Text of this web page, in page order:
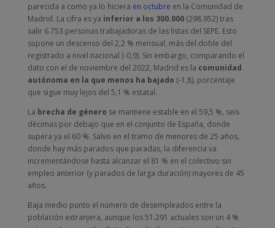
parecida a como ya lo hiciera en octubre en la Comunidad de
Madrid. La cifra es ya inferior a los 300.000(298.952) tras
salir 6.753 personas trabajadoras de las listas del SEPE. Esto
supone un descenso del 2,2 % mensual, más del doble del
registrado a nivel nacional (-0,9). Sin embargo, comparando el
dato con el de noviembre del 2022, Madrid es la comunidad
autónoma en la que menos ha bajado (-1,8), porcentaje
que sigue muy lejos del 5,1 % estatal.
La brecha de género se mantiene estable en el 59,5 %, seis
décimas por debajo que en el conjunto de España, donde
supera ya el 60 %. Salvo en el tramo de menores de 25 años,
donde hay más parados que paradas, la diferencia va
incrementándose hasta alcanzar el 81 % en el colectivo sin
empleo anterior (y parados de larga duración) mayores de 45
años.
Baja medio punto el número de desempleados entre la
población extranjera, aunque los 51.291 actuales son un 4 %